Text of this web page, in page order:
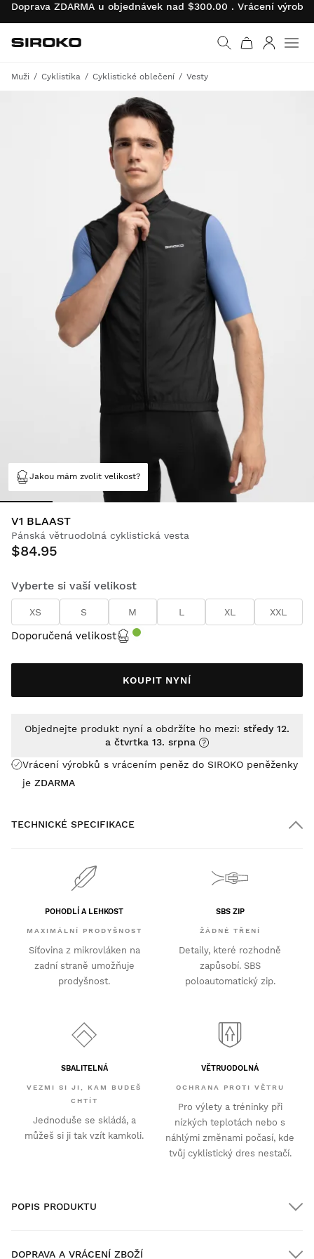
Doprava ZDARMA u objednávek nad $300.00 . Vrácení
Vrátit se na úvodní
Siroko.com
Muži Cyklistika Cyklistické oblečení Vesty
Jakou mám zvolit velikost?
V1 BLAAST
Pánská větruodolná cyklistická vesta
$84.95
Vyberte si vaší velikost
XS S M L XL XXL
Doporučená velikost
KOUPIT NYNÍ
Vrácení výrobků s vrácením peněz do SIROKO peněženky
je ZDARMA
Objednejte produkt nyní a obdržíte ho mezi: středy 12.
a čtvrtka 13. srpna
TECHNICKÉ SPECIFIKACE
POHODLÍ A LEHKOST
MAXIMÁLNÍ PRODYŠNOST
Síťovina z mikrovláken na
zadní straně umožňuje
prodyšnost.
SBS ZIP
ŽÁDNÉ TŘENÍ
Detaily, které rozhodně
zapůsobí. SBS
poloautomatický zip.
SBALITELNÁ
VEZMI SI JI, KAM BUDEŠ
CHTÍT
Jednoduše se skládá, a
můžeš si ji tak vzít kamkoli.
VĚTRUODOLNÁ
OCHRANA PROTI VĚTRU
Pro výlety a tréninky při
nízkých teplotách nebo s
náhlými změnami počasí, kde
tvůj cyklistický dres nestačí.
POPIS PRODUKTU
DOPRAVA A VRÁCENÍ ZBOŽÍ